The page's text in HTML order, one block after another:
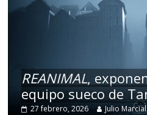
REANIMAL,
equipo sueco de
27 febrero, 2026 Julio